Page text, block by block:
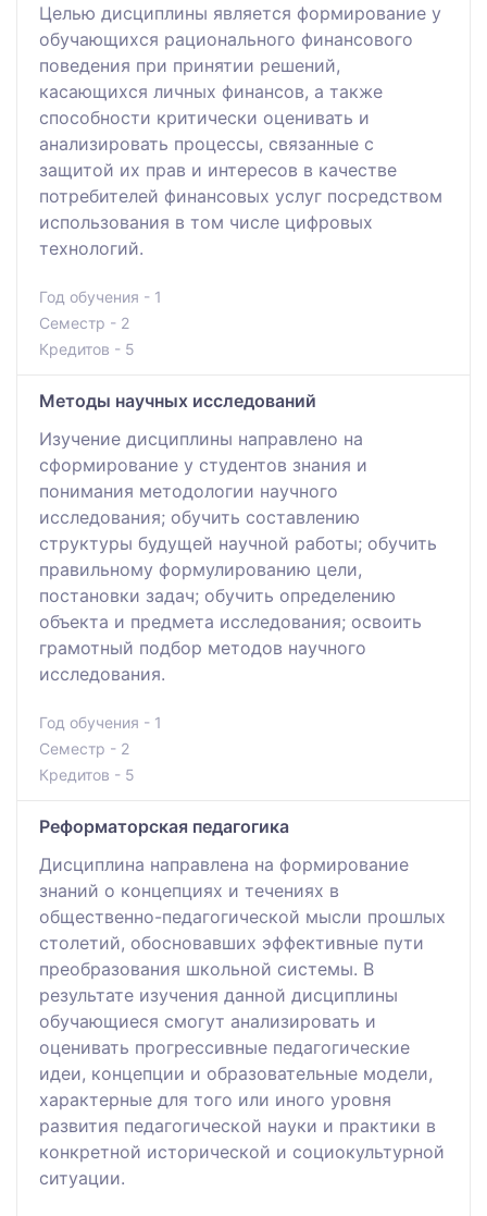
Целью дисциплины является формирование у
обучающихся рационального финансового
поведения при принятии решений,
касающихся личных финансов, а также
способности критически оценивать и
анализировать процессы, связанные с
защитой их прав и интересов в качестве
потребителей финансовых услуг посредством
использования в том числе цифровых
технологий.
Год обучения - 1
Семестр - 2
Кредитов - 5
Методы научных исследований
Изучение дисциплины направлено на
сформирование у студентов знания и
понимания методологии научного
исследования; обучить составлению
структуры будущей научной работы; обучить
правильному формулированию цели,
постановки задач; обучить определению
объекта и предмета исследования; освоить
грамотный подбор методов научного
исследования.
Год обучения - 1
Семестр - 2
Кредитов - 5
Реформаторская педагогика
Дисциплина направлена на формирование
знаний о концепциях и течениях в
общественно-педагогической мысли прошлых
столетий, обосновавших эффективные пути
преобразования школьной системы. В
результате изучения данной дисциплины
обучающиеся смогут анализировать и
оценивать прогрессивные педагогические
идеи, концепции и образовательные модели,
характерные для того или иного уровня
развития педагогической науки и практики в
конкретной исторической и социокультурной
ситуации.